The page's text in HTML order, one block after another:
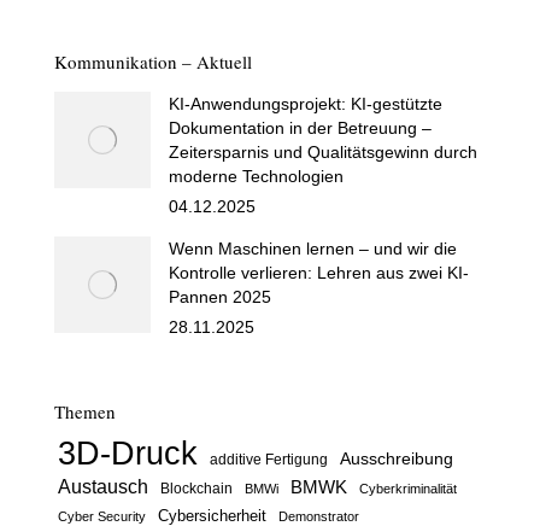
Kommunikation – Aktuell
KI-Anwendungsprojekt: KI-gestützte
Dokumentation in der Betreuung –
Zeitersparnis und Qualitätsgewinn durch
moderne Technologien
04.12.2025
Wenn Maschinen lernen – und wir die
Kontrolle verlieren: Lehren aus zwei KI-
Pannen 2025
28.11.2025
Themen
3D-Druck additive Fertigung Ausschreibung
Austausch Blockchain BMWi BMWK
Cyberkriminalität
Cyber Security
Cybersicherheit Demonstrator